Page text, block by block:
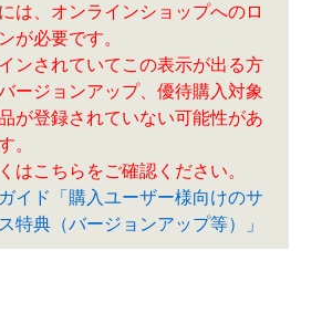
は、オンラインショップへのロ
が必要です。
ンされていてこの表示が出る方
ージョンアップ、優待購入対象
が登録されていない可能性があ
。
はこちらをご確認ください。
イド「購入ユーザー様向けのサ
特典（バージョンアップ等）」